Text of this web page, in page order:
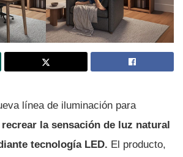
línea de iluminación para
recrear la sensación de luz natural
tecnología LED. El producto,